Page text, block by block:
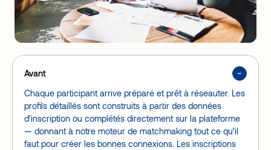
Avant
Chaque participant arrive préparé et prêt à réseauter. Les
profils détaillés sont construits à partir des données
d’inscription ou complétés directement sur la plateforme
— donnant à notre moteur de matchmaking tout ce qu’il
faut pour créer les bonnes connexions. Les inscriptions